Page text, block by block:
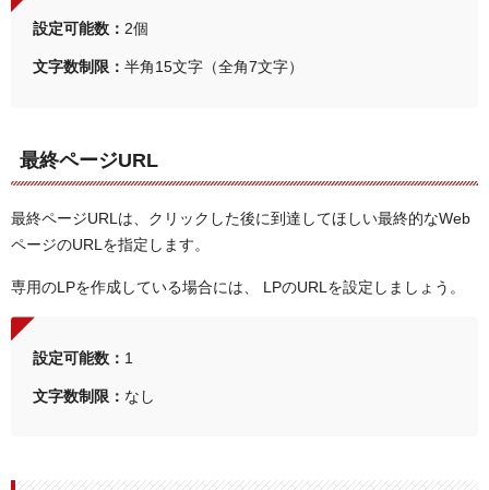
設定可能数： 2個
文字数制限： 半角15文字（全角7文字）
最終ページURL
最終ページURLは、クリックした後に到達してほしい最終的なWeb
ページのURLを指定します。
専用のLPを作成している場合には、 LPのURLを設定しましょう。
設定可能数： 1
文字数制限： なし